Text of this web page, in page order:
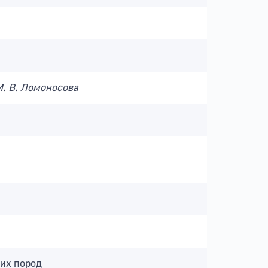
В. Ломоносова
пород